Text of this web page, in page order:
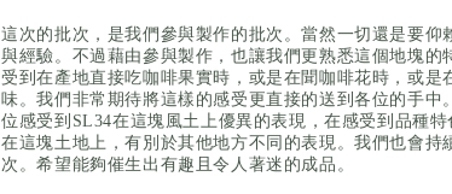
這次的批次，是我們參與製作的批次。當然一切還是要仰
與經驗。不過藉由參與製作，也讓我們更熟悉這個地塊的
受到在產地直接吃咖啡果實時，或是在聞咖啡花時，或是
味。我們非常期待將這樣的感受更直接的送到各位的手中
位感受到SL34在這塊風土上優異的表現，在感受到品種特
在這塊土地上，有別於其他地方不同的表現。我們也會持
次。希望能夠催生出有趣且令人著迷的成品。